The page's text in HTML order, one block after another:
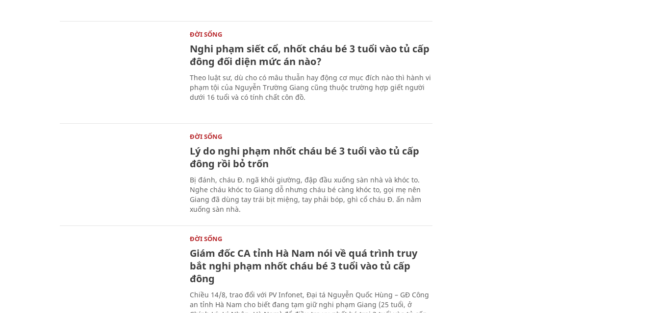
ĐỜI SỐNG
Nghi phạm siết cổ, nhốt cháu bé 3 tuổi vào tủ cấp
đông đối diện mức án nào?
Theo luật sư, dù cho có mâu thuẫn hay động cơ mục đích nào thì hành vi
phạm tội của Nguyễn Trường Giang cũng thuộc trường hợp giết người
dưới 16 tuổi và có tính chất côn đồ.
ĐỜI SỐNG
Lý do nghi phạm nhốt cháu bé 3 tuổi vào tủ cấp
đông rồi bỏ trốn
Bị đánh, cháu Đ. ngã khỏi giường, đập đầu xuống sàn nhà và khóc to.
Nghe cháu khóc to Giang dỗ nhưng cháu bé càng khóc to, gọi mẹ nên
Giang đã dùng tay trái bịt miệng, tay phải bóp, ghì cổ cháu Đ. ấn nằm
xuống sàn nhà.
ĐỜI SỐNG
Giám đốc CA tỉnh Hà Nam nói về quá trình truy
bắt nghi phạm nhốt cháu bé 3 tuổi vào tủ cấp
đông
Chiều 14/8, trao đổi với PV Infonet, Đại tá Nguyễn Quốc Hùng – GĐ Công
an tỉnh Hà Nam cho biết đang tạm giữ nghi phạm Giang (25 tuổi, ở